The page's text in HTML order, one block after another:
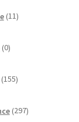
11izdelkov
0izdelkov
155izdelkov
297izdelkov